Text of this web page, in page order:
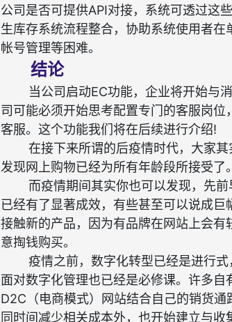
公司是否可提供API对接，系统可透过这
生库存系统流程整合，协助系统使用者
帐号管理等困难。
结论
当公司启动EC功能，企业将开始与
司可能必须开始思考配置专门的客服岗
客服。这个功能我们将在后续进行介绍!
在接下来所谓的后疫情时代，大家
发现网上购物已经为所有年龄段所接受了。
而疫情期间其实你也可以发现，先
已经有了显著成效，有些甚至可以说成
接触新的产品，因为有品牌在网站上会
意掏钱购买。
疫情之前，数字化转型已经是进行
面对数字化管理也已经是必修课。许多
D2C（电商模式）网站结合自己的销货
同时间减少相关成本外，也开始建立与